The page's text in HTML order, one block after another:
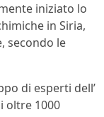
iniziato lo
in Siria,
secondo le
di esperti dell’
oltre 1000